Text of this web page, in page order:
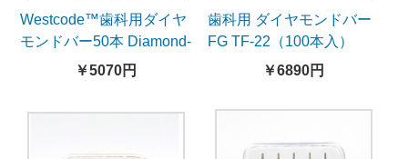
Westcode™歯科用ダイヤ
モンドバー50本 Diamond-
burs series￥5070円
歯科用 ダイヤモンドバー
FG TF-22（100本入）
￥6890円